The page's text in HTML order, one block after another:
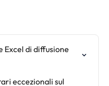
di diffusione
eccezionali sul